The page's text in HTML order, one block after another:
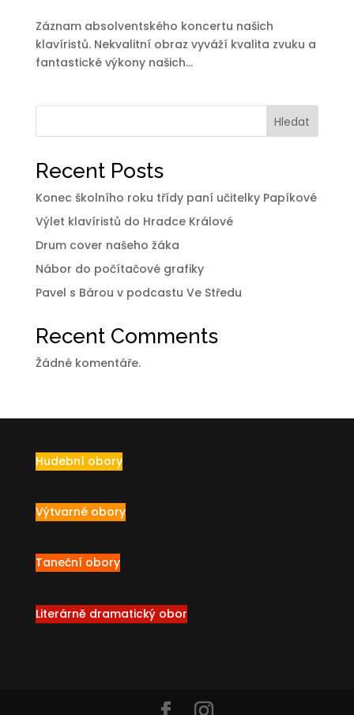
Záznam absolventského koncertu našich
klavíristů. Nekvalitní obraz vyváží kvalita zvuku a
fantastické výkony našich...
Hledat
Recent Posts
Konec školního roku třídy paní učitelky Papíkové
Výlet klavíristů do Hradce Králové
Drum cover našeho žáka
Nábor do počítačové grafiky
Pavel s Bárou v podcastu Ve Středu
Recent Comments
Žádné komentáře.
Hudební obory
Výtvarné obory
Taneční obory
Literárně dramatický obor